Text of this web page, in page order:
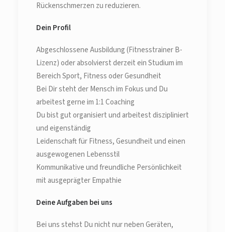
Rückenschmerzen zu reduzieren.
Dein Profil
Abgeschlossene Ausbildung (Fitnesstrainer B-
Lizenz) oder absolvierst derzeit ein Studium im
Bereich Sport, Fitness oder Gesundheit
Bei Dir steht der Mensch im Fokus und Du
arbeitest gerne im 1:1 Coaching
Du bist gut organisiert und arbeitest diszipliniert
und eigenständig
Leidenschaft für Fitness, Gesundheit und einen
ausgewogenen Lebensstil
Kommunikative und freundliche Persönlichkeit
mit ausgeprägter Empathie
Deine Aufgaben bei uns
Bei uns stehst Du nicht nur neben Geräten,